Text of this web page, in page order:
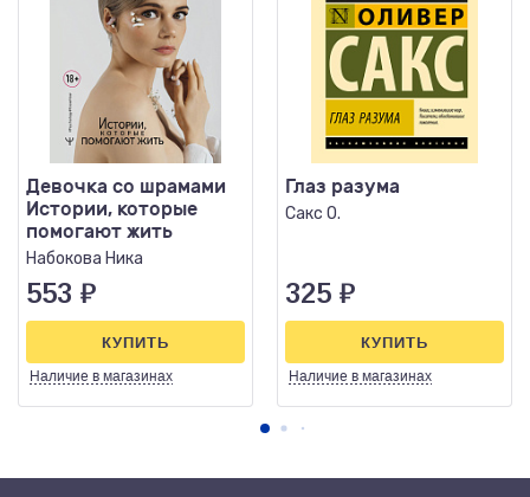
Девочка со шрамами
Истории, которые
помогают жить
Набокова Ника
553 ₽
Наличие в магазинах
КУПИТЬ
Глаз разума
Сакс О.
325 ₽
Наличие в магазинах
КУПИТЬ